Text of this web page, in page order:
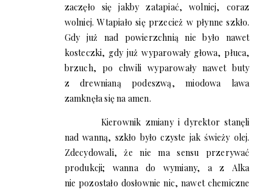
zaczęło się jakby zatapiać, wolniej, coraz
wolniej. Wtapiało się przecież w płynne szkło.
Gdy już nad powierzchnią nie było nawet
kosteczki, gdy już wyparowały głowa, płuca,
brzuch, po chwili wyparowały nawet buty
z drewnianą podeszwą, miodowa lawa
zamknęła się na amen.
Kierownik zmiany i dyrektor stanęli
nad wanną, szkło było czyste jak świeży olej.
Zdecydowali, że nie ma sensu przerywać
produkcji; wanna do wymiany, a z Alka
nie pozostało dosłownie nic, nawet chemiczne